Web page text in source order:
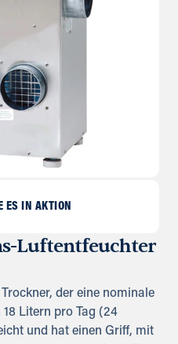
ES IN AKTION
Luftentfeuchter
der eine nominale
Litern pro Tag (24
und hat einen Griff, mit